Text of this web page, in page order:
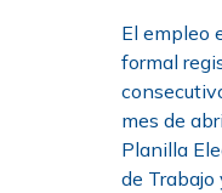
El empleo
formal
mes de
Planilla
de Trabajo